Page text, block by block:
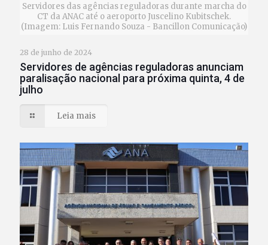
Servidores das agências reguladoras durante marcha do
CT da ANAC até o aeroporto Juscelino Kubitschek.
(Imagem: Luis Fernando Souza - Bancillon Comunicação)
28 de junho de 2024
Servidores de agências reguladoras anunciam
paralisação nacional para próxima quinta, 4 de
julho
Leia mais